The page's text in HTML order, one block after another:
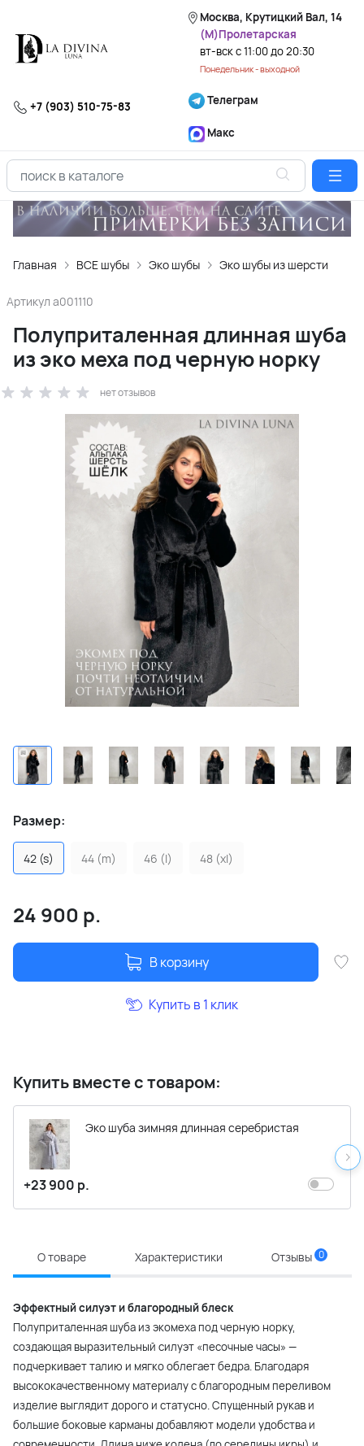
Москва, Крутицкий Вал, 14
(М)Пролетарская
вт-вск с 11:00 до 20:30
Понедельник - выходной
+7 (903) 510-75-83 Телеграм
Макс
Главная ВСЕ шубы Эко шубы Эко шубы из шерсти
Артикул a001110
Полуприталенная длинная шуба
из эко меха под черную норку
нет отзывов
Размер:
42 (s) 44 (m) 46 (l) 48 (xl)
24 900 р.
В корзину
Купить в 1 клик
Купить вместе с товаром:
Эко шуба зимняя длинная серебристая
+23 900 р.
О товаре Характеристики Отзывы 0
Эффектный силуэт и благородный блеск
Полуприталенная шуба из экомеха под черную норку,
создающая выразительный силуэт «песочные часы» —
подчеркивает талию и мягко облегает бедра. Благодаря
высококачественному материалу с благородным переливом
изделие выглядит дорого и статусно. Спущенный рукав и
большие боковые карманы добавляют модели удобства и